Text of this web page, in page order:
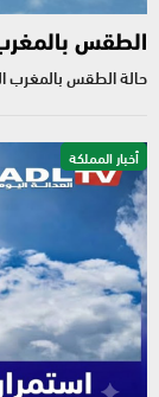
الطقس
حالة الطقس بالمغرب
أخبار المملكة